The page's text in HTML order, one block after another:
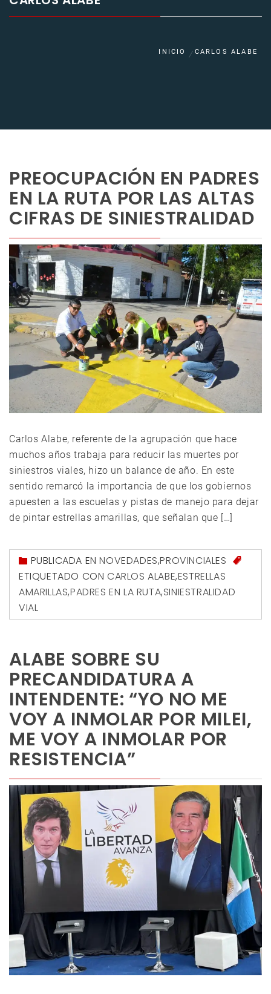
INICIO CARLOS ALABE
PREOCUPACIÓN EN PADRES
EN LA RUTA POR LAS ALTAS
CIFRAS DE SINIESTRALIDAD
Carlos Alabe, referente de la agrupación que hace
muchos años trabaja para reducir las muertes por
siniestros viales, hizo un balance de año. En este
sentido remarcó la importancia de que los gobiernos
apuesten a las escuelas y pistas de manejo para dejar
de pintar estrellas amarillas, que señalan que […]
PUBLICADA ENNOVEDADES,PROVINCIALES
ETIQUETADO CON CARLOS ALABE,ESTRELLAS
AMARILLAS,PADRES EN LA RUTA,SINIESTRALIDAD
VIAL
ALABE SOBRE SU
PRECANDIDATURA A
INTENDENTE: “YO NO ME
VOY A INMOLAR POR MILEI,
ME VOY A INMOLAR POR
RESISTENCIA”